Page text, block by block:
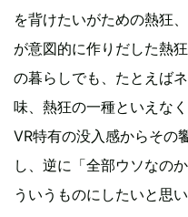
を背けたいがための熱狂
が意図的に作りだした熱
の暮らしでも、たとえば
味、熱狂の一種といえな
VR特有の没入感からその
し、逆に「全部ウソなの
ういうものにしたいと思い